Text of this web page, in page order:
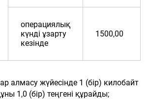
операциялық
күнді ұзарту
кезінде
1500,00
алмасу жүйесінде 1 (бір) килобайт
1,0 (бір) теңгені құрайды;